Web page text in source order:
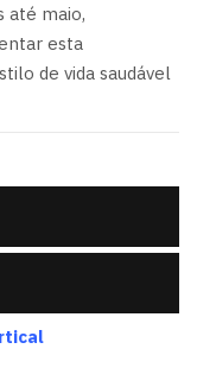
até maio,
esta
de vida saudável